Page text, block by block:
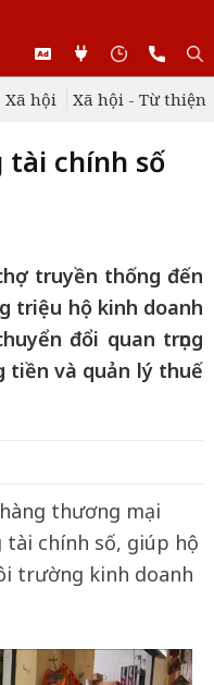
hội Xã hội - Từ thiện
tài chính số
truyền thống đến
triệu hộ kinh doanh
đổi quan trọng
tiền và quản lý thuế
thương mại
tài chính số, giúp hộ
trường kinh doanh